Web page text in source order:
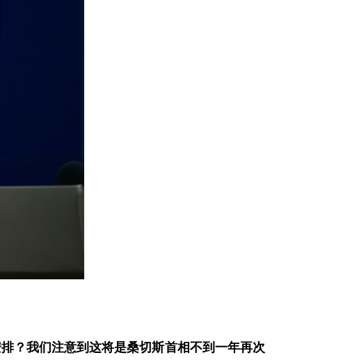
？我们注意到这将是桑切斯首相不到一年再次